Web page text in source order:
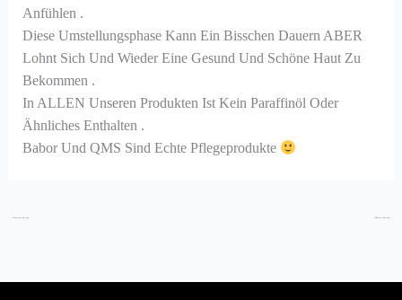
Anfühlen .
Diese Umstellungsphase Kann Ein Bisschen Dauern ABER
Lohnt Sich Und Wieder Eine Gesund Und Schöne Haut Zu
Bekommen .
In ALLEN Unseren Produkten Ist Kein Paraffinöl Oder
Ähnliches Enthalten .
Babor Und QMS Sind Echte Pflegeprodukte